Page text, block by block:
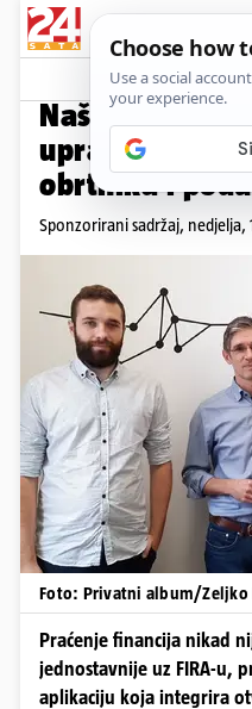
Naše znanje i
upravljanje
obrtnika i
Sponzorirani sadržaj, nedjelja,
Foto: Privatni album/Zeljko
Praćenje financija nikad
jednostavnije uz FIRA-u,
aplikaciju koja integrira